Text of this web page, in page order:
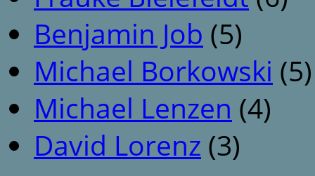
Benjamin Job (5)
Michael Borkowski (5)
Michael Lenzen (4)
David Lorenz (3)